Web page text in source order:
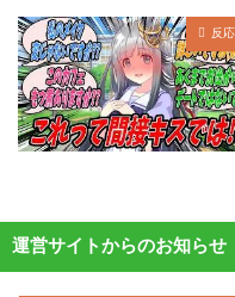
反
運営サイトからのお知らせ